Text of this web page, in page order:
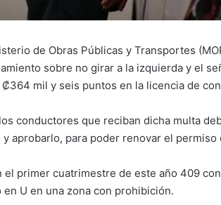
de Obras Públicas y Transportes
sobre no girar a la izquierda y el
mil y seis puntos en la licencia de
conductores que reciban dicha multa
aprobarlo, para poder renovar el permiso
el primer cuatrimestre de este año 409
U en una zona con prohibición.